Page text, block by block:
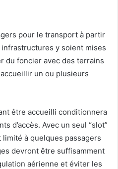
pour le transport à partir
y soient mises
du foncier avec des terrains
un ou plusieurs
être accueilli conditionnera
d’accès. Avec un seul “slot”
à quelques passagers
devront être suffisamment
aérienne et éviter les